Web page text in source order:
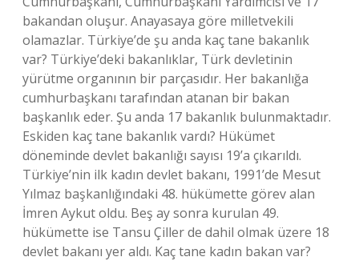
bakandan oluşur. Anayasaya göre milletvekili
olamazlar. Türkiye’de şu anda kaç tane bakanlık
var? Türkiye’deki bakanlıklar, Türk devletinin
yürütme organının bir parçasıdır. Her bakanlığa
cumhurbaşkanı tarafından atanan bir bakan
başkanlık eder. Şu anda 17 bakanlık bulunmaktadır.
Eskiden kaç tane bakanlık vardı? Hükümet
döneminde devlet bakanlığı sayısı 19’a çıkarıldı.
Türkiye’nin ilk kadın devlet bakanı, 1991’de Mesut
Yılmaz başkanlığındaki 48. hükümette görev alan
İmren Aykut oldu. Beş ay sonra kurulan 49.
hükümette ise Tansu Çiller de dahil olmak üzere 18
devlet bakanı yer aldı. Kaç tane kadın bakan var?